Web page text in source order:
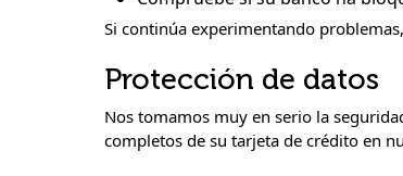
Si continúa experimentando
Protección de datos
Nos tomamos muy en serio la
completos de su tarjeta de crédito en